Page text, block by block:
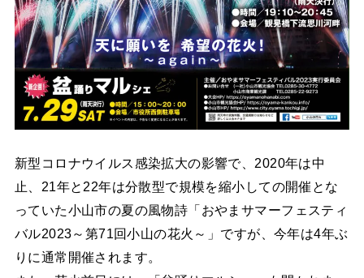
新型コロナウイルス感染拡大の影響で、2020年は中
止、21年と22年は分散型で規模を縮小しての開催とな
っていた小山市の夏の風物詩「おやまサマーフェスティ
バル2023～第71回小山の花火～」ですが、今年は4年ぶ
りに通常開催されます。